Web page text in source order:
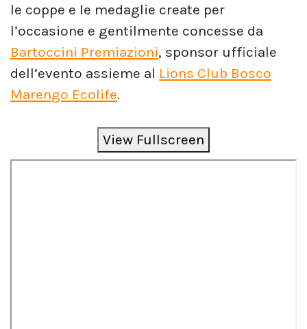
le coppe e le medaglie create per
l’occasione e gentilmente concesse da
Bartoccini Premiazioni, sponsor ufficiale
dell’evento assieme al Lions Club Bosco
Marengo Ecolife.
View Fullscreen